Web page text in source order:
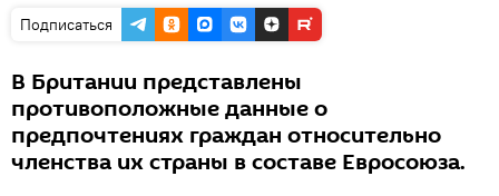
Подписаться
В Британии представлены
противоположные данные о
предпочтениях граждан относительно
членства их страны в составе Евросоюза.